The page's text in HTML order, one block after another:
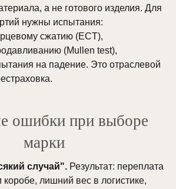
а не готового изделия. Для
нужны испытания:
сжатию (ECT),
(Mullen test),
на падение. Это отраслевой
ошибки при выборе
марки
случай". Результат: переплата
лишний вес в логистике,